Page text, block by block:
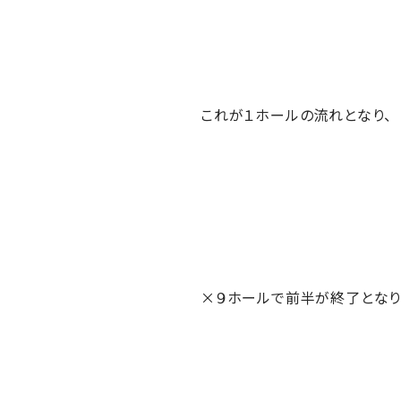
これが１ホールの流れとなり、
×９ホールで前半が終了となり